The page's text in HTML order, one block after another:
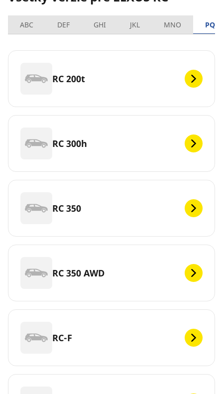
ABC DEF GHI JKL MNO PQRS
RC 200t
RC 300h
RC 350
RC 350 AWD
RC-F